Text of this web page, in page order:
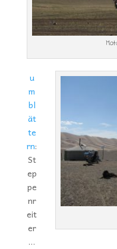
u
m
bl
ät
te
rn:
St
ep
pe
nr
eit
er
…